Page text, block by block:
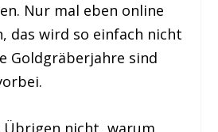
Nur mal eben online
das wird so einfach nicht
Goldgräberjahre sind
Übrigen nicht, warum